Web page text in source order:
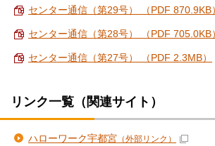
センター通信（第29号） （PDF 870.9KB
センター通信（第28号） （PDF 705.0KB
センター通信（第27号） （PDF 2.3MB）
リンク一覧（関連サイト）
ハローワーク宇都宮 （外部リンク）